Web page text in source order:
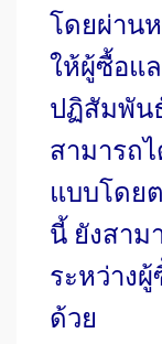
โดยผ่าน
ให้ผู้ซื้อแ
ปฏิสัมพัน
สามารถ
แบบโดย
นี้ ยังสาม
ระหว่าง
ด้วย